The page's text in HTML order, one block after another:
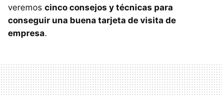
veremos cinco consejos y técnicas para
conseguir una buena tarjeta de visita de
empresa.